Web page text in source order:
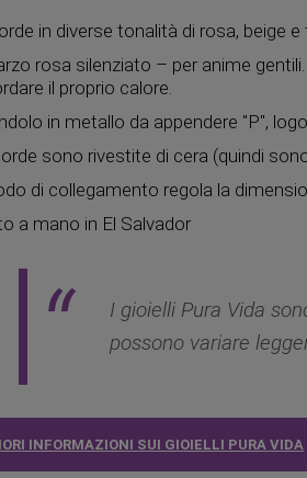
in diverse tonalità di rosa, beige
rosa silenziato – per anime
il proprio calore.
in metallo da appendere "P",
sono rivestite di cera (quindi
di collegamento regola la
a mano in El Salvador
I gioielli Pura Vida
possono variare
INFORMAZIONI SUI GIOIELLI PURA VIDA